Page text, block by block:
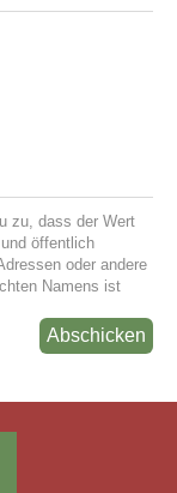
zu, dass der Wert
öffentlich
oder andere
Namens ist
Abschicken